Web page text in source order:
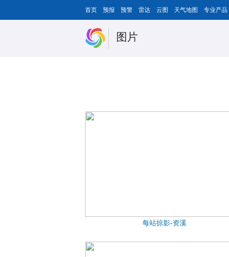
首页 预报 预警 雷达 云图 天气地图 专业产品
图片
每站掠影-资溪